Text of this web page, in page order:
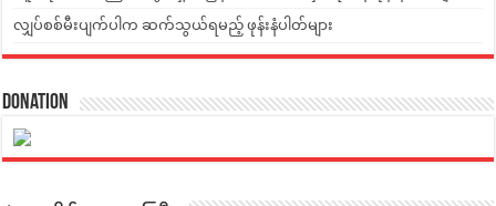
လျှပ်စစ်မီးပျက်ပါက ဆက်သွယ်ရမည့် ဖုန်းနံပါတ်များ
Donation